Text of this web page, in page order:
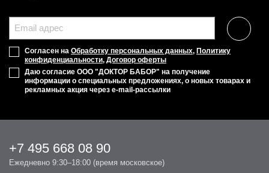
Согласен на Обработку персональных данных, Политику
конфиденциальности, Договор оферты
Даю согласие ООО "ДОКТОР БАБОР" на получение
информации о специальных предложениях, о новых товарах и
рекламных акция через e-mail-рассылки
+7 495 668 08 90
Ежедневно 9:30–18:00 (время московское)